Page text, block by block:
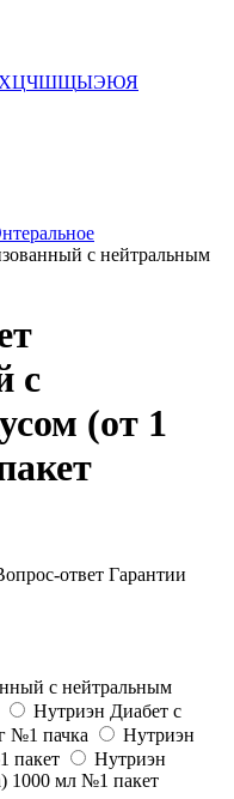
ХЦЧШЩЫЭЮЯ
с нейтральным
с
(от 1
ответ Гарантии
с нейтральным
Нутриэн Диабет с
№1 пачка
Нутриэн
пакет
Нутриэн
1000 мл №1 пакет